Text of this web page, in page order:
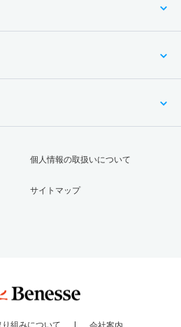
個人情報の取扱いについて
サイトマップ